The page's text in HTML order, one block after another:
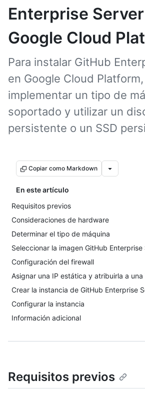
Enterprise
Google Cloud
Para instalar GitHub
en Google Cloud
implementar un tipo de
soportado y utilizar un
persistente o un SSD
Copiar como Markdown
En este artículo
Requisitos previos
Consideraciones de hardware
Determinar el tipo de máquina
Seleccionar la imagen GitHub Enterprise
Configuración del firewall
Asignar una IP estática y atribuirla a una
Crear la instancia de GitHub Enterprise
Configurar la instancia
Información adicional
Requisitos previos